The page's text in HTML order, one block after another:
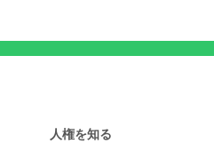
人権を知る